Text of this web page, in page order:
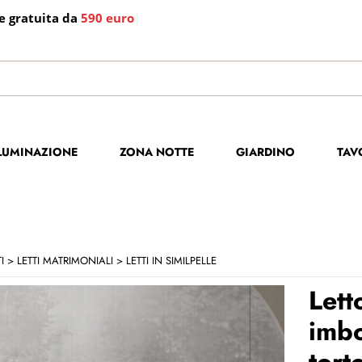
gratuita da 590 euro
il
ZONA NOTTE GIARDINO
LETTI MATRIMONIALI LETTI IN SIMILPELLE